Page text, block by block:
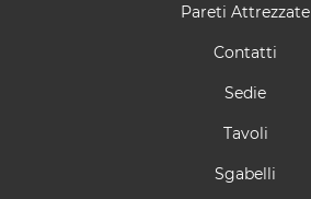
Pareti Attrezzate
Contatti
Sedie
Tavoli
Sgabelli